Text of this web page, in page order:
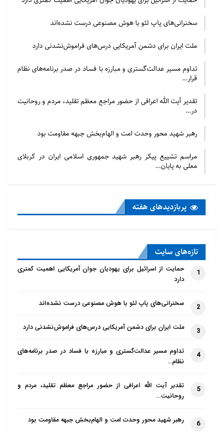
سخنرانی‌های پاپ لئو با هوش مصنوعی درست نشده‌اند
ملت ایران برای دشمن آمریکایی درس‌های فراموش‌نشدنی دارد
تداوم مسیر عدالت‌گستری و مبارزه با فساد در صدر برنامه‌های نظام
قرار…
تقدیر آیت الله اعرافی از حضور مراجع معظم تقلید، مردم و روحانیت
در…
رهبر شهید محور وحدت امت و الهام‌بخش جبهه مقاومت بود
مراسم تشییع پیکر رهبر شهید جمهوری اسلامی ایران در کربلای
معلی به پایان…
پربازدید‌های هفته
تازه‌‌های سایت
1
حمایت از اسرائیل برای یهودیان جوان آمریکایی اهمیت کمتری
دارد
2 سخنرانی‌های پاپ لئو با هوش مصنوعی درست نشده‌اند
3 ملت ایران برای دشمن آمریکایی درس‌های فراموش‌نشدنی دارد
4
تداوم مسیر عدالت‌گستری و مبارزه با فساد در صدر برنامه‌های
نظام…
5
تقدیر آیت الله اعرافی از حضور مراجع معظم تقلید، مردم و
روحانیت…
6 رهبر شهید محور وحدت امت و الهام‌بخش جبهه مقاومت بود